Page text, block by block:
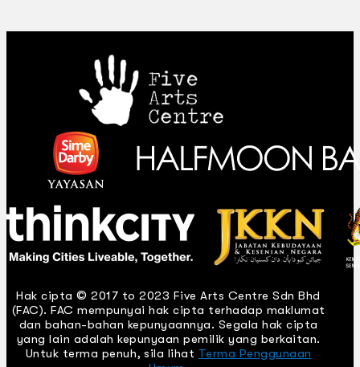
Hak cipta © 2017 to 2023 Five Arts Centre Sdn Bhd
(FAC). FAC mempunyai hak cipta terhadap maklumat
dan bahan-bahan kepunyaannya. Segala hak cipta
yang lain adalah kepunyaan pemilik yang berkaitan.
Untuk terma penuh, sila lihat Terma Penggunaan